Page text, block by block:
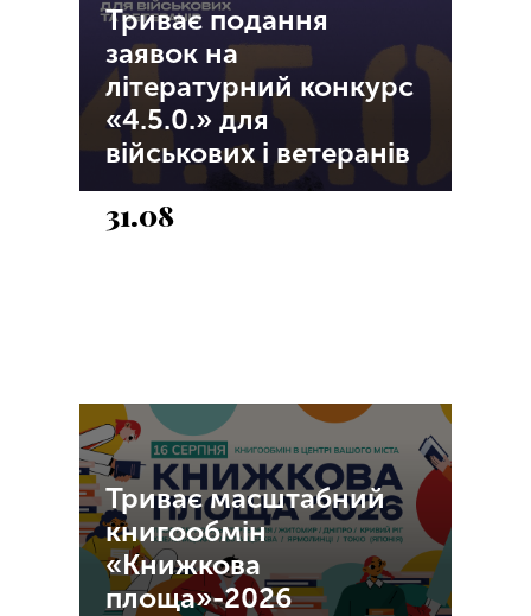
Триває подання
заявок на
літературний конкурс
«4.5.0.» для
військових і ветеранів
31.08
Триває масштабний
книгообмін
«Книжкова
площа»-2026